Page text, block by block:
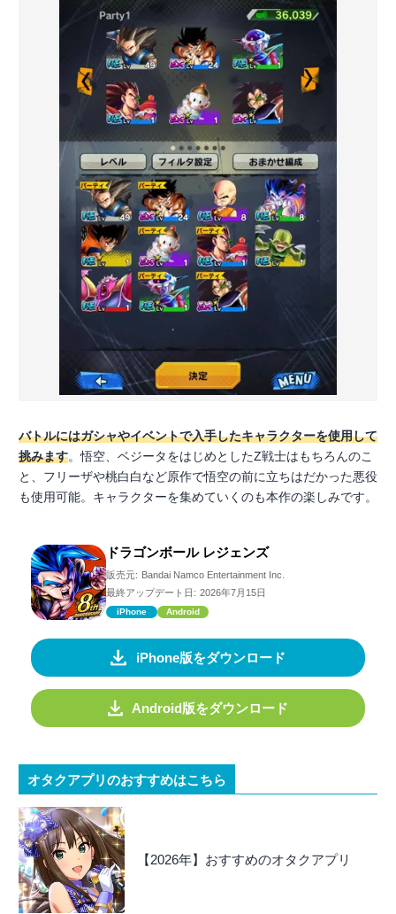
バトルにはガシャやイベントで入手したキャラクターを使用して
挑みます。悟空、ベジータをはじめとしたZ戦士はもちろんのこ
と、フリーザや桃白白など原作で悟空の前に立ちはだかった悪役
も使用可能。キャラクターを集めていくのも本作の楽しみです。
ドラゴンボール レジェンズ
販売元: Bandai Namco Entertainment Inc.
最終アップデート日: 2026年7月15日
iPhone Android
iPhone版をダウンロード
Android版をダウンロード
オタクアプリのおすすめはこちら
【2026年】おすすめのオタクアプリ